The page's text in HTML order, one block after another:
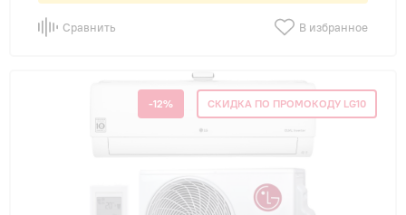
Сравнить В избранное
-12% СКИДКА ПО ПРОМОКОДУ LG10